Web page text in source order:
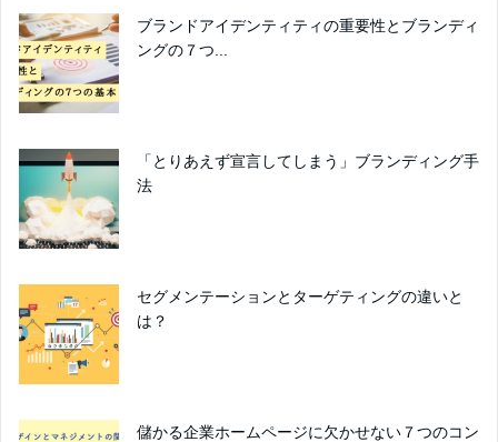
ブランドアイデンティティの重要性とブランディ
ングの７つ...
「とりあえず宣言してしまう」ブランディング手
法
セグメンテーションとターゲティングの違いと
は？
儲かる企業ホームページに欠かせない７つのコン